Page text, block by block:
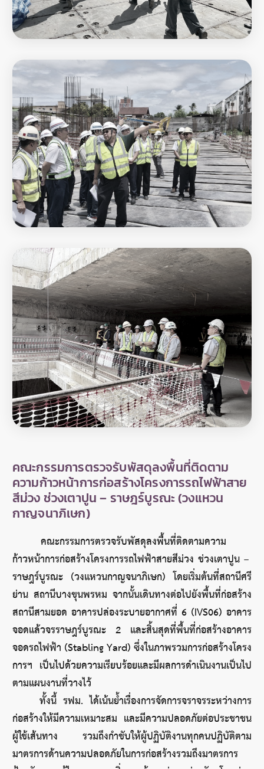
คณะกรรมการตรวจรับพัสดุลงพื้นที่ติดตาม
ความก้าวหน้าการก่อสร้างโครงการรถไฟฟ้าสาย
สีม่วง ช่วงเตาปูน – ราษฎร์บูรณะ (วงแหวน
กาญจนาภิเษก)
คณะกรรมการตรวจรับพัสดุลงพื้นที่ติดตามความ
ก้าวหน้าการก่อสร้างโครงการรถไฟฟ้าสายสีม่วง ช่วงเตาปูน –
ราษฎร์บูรณะ (วงแหวนกาญจนาภิเษก) โดยเริ่มต้นที่สถานีศรี
ย่าน สถานีบางขุนพรหม จากนั้นเดินทางต่อไปยังพื้นที่ก่อสร้าง
สถานีสามยอด อาคารปล่องระบายอากาศที่ 6 (IVS06) อาคาร
จอดแล้วจรราษฎร์บูรณะ 2 และสิ้นสุดที่พื้นที่ก่อสร้างอาคาร
จอดรถไฟฟ้า (Stabling Yard) ซึ่งในภาพรวมการก่อสร้างโครง
การฯ เป็นไปด้วยความเรียบร้อยและมีผลการดำเนินงานเป็นไป
ตามแผนงานที่วางไว้
ก่อสร้างให้มีความเหมาะสม และมีความปลอดภัยต่อประชาชน
ผู้ใช้เส้นทาง รวมถึงกำชับให้ผู้ปฏิบัติงานทุกคนปฏิบัติตาม
มาตรการด้านความปลอดภัยในการก่อสร้างรวมถึงมาตรการ